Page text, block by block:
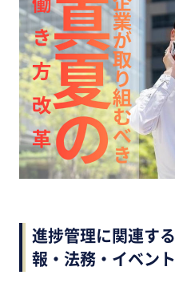
進捗管理に関連す
報・法務・イベント